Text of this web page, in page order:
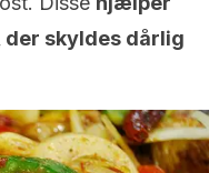
der skyldes dårlig